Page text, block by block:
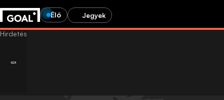
Élő Jegyek